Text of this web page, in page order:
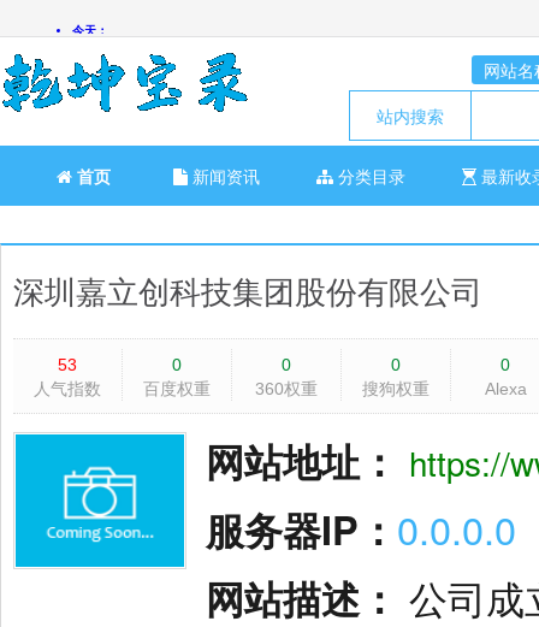
网站名
站内搜索
首页 新闻资讯 分类目录 最新收
深圳嘉立创科技集团股份有限公司
53
人气指数
0
百度权重
0
360权重
0
搜狗权重
0
Alexa
网站地址： https://
服务器IP： 0.0.0.0
网站描述： 公司成